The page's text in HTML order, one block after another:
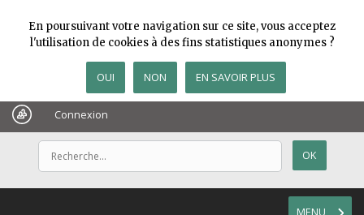
Connexion
MENU
En poursuivant votre navigation sur ce site, vous acceptez
l'utilisation de cookies à des fins statistiques anonymes ?
OUI NON EN SAVOIR PLUS